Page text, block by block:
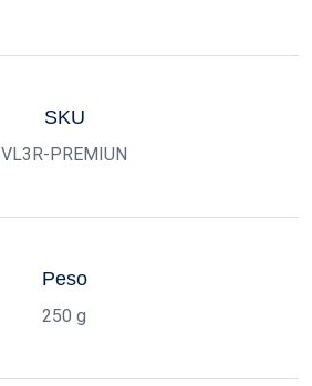
SKU
VL3R-PREMIUN
Peso
250 g